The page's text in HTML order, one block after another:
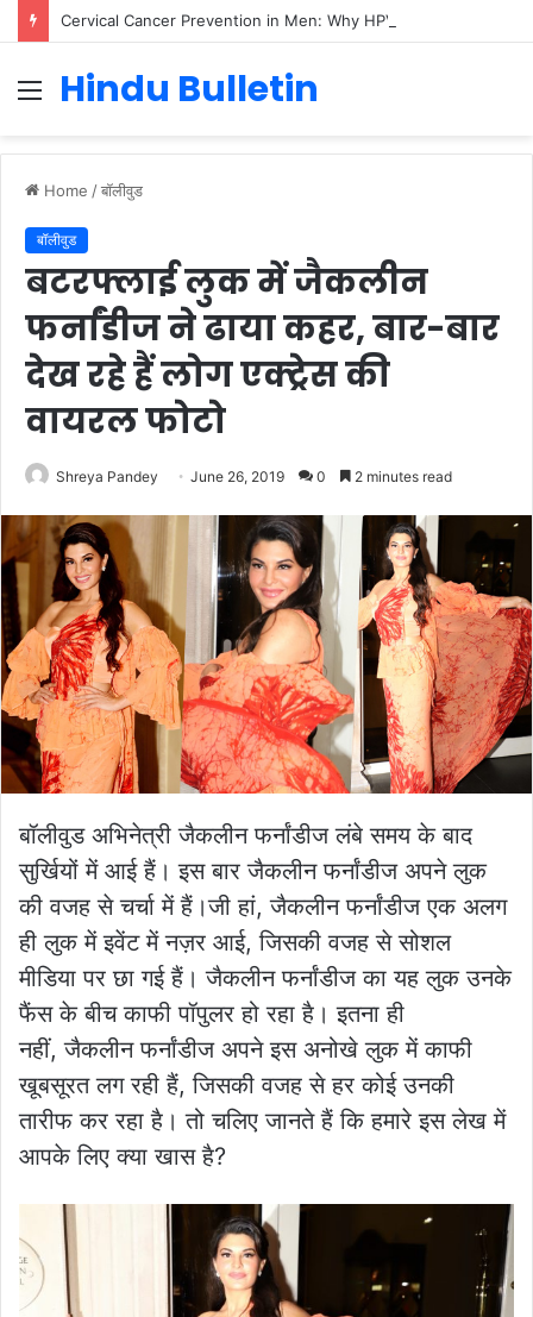
Menu
Hindu Bulletin
Home /बॉलीवुड
बॉलीवुड
बटरफ्लाई लुक में जैकलीन
फर्नांडीज ने ढाया कहर, बार-बार
देख रहे हैं लोग एक्ट्रेस की
वायरल फोटो
Shreya Pandey June 26, 2019 0 2 minutes read
बॉलीवुड अभिनेत्री जैकलीन फर्नांडीज लंबे समय के बाद
सुर्खियों में आई हैं। इस बार जैकलीन फर्नांडीज अपने लुक
की वजह से चर्चा में हैं।जी हां, जैकलीन फर्नांडीज एक अलग
ही लुक में इवेंट में नज़र आई, जिसकी वजह से सोशल
मीडिया पर छा गई हैं। जैकलीन फर्नांडीज का यह लुक उनके
फैंस के बीच काफी पॉपुलर हो रहा है। इतना ही
नहीं, जैकलीन फर्नांडीज अपने इस अनोखे लुक में काफी
खूबसूरत लग रही हैं, जिसकी वजह से हर कोई उनकी
तारीफ कर रहा है। तो चलिए जानते हैं कि हमारे इस लेख में
आपके लिए क्या खास है?